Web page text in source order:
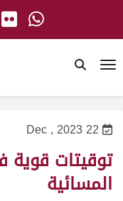
22 Dec , 2023
توقيتات قوية
المسائية